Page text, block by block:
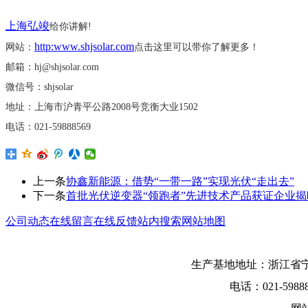
上海弘竣给你讲解!
网站： http:www.shjsolar.com点击这里可以带你了解更多！
邮箱： hj@shjsolar.com
微信号： shjsolar
地址：上海市沪青平公路2008号竞衡大业1502
电话： 021-59888569
上一条协鑫新能源：借势“一带一路”实现光伏“走出去”
下一条首批光伏逆变器“领跑者”先进技术产品获证企业
公司动态在线留言在线反馈站内搜索网站地图
生产基地地址：浙江省
电话：021-